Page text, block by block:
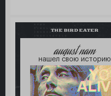
THE BIRD EATER
august nam
нашел свою историю